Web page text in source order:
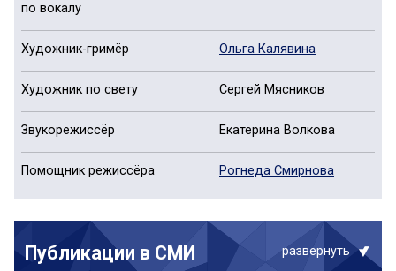
по вокалу
Художник-гримёр Ольга Калявина
Художник по свету Сергей Мясников
Звукорежиссёр Екатерина Волкова
Помощник режиссёра Рогнеда Смирнова
Публикации в СМИ развернуть